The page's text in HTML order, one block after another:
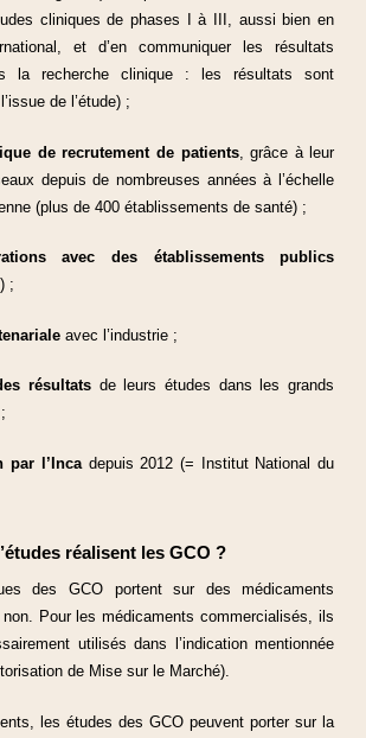
cliniques de phases I à III, aussi bien en
et d’en communiquer les résultats
la recherche clinique : les résultats sont
de l’étude) ;
de recrutement de patients, grâce à leur
depuis de nombreuses années à l’échelle
(plus de 400 établissements de santé) ;
avec des établissements publics
;
avec l’industrie ;
résultatsde leurs études dans les grands
l’Incadepuis 2012 (= Institut National du
réalisent les GCO ?
des GCO portent sur des médicaments
Pour les médicaments commercialisés, ils
utilisés dans l’indication mentionnée
de Mise sur le Marché).
les études des GCO peuvent porter sur la